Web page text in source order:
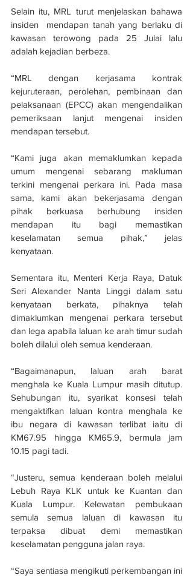
Selain itu, MRL turut menjelaskan bahawa
insiden  mendapan tanah yang berlaku di
kawasan terowong pada 25 Julai lalu
adalah kejadian berbeza.
“MRL dengan kerjasama kontrak
kejuruteraan, perolehan, pembinaan dan
pelaksanaan (EPCC) akan mengendalikan
pemeriksaan lanjut mengenai insiden
mendapan tersebut.
“Kami juga akan memaklumkan kepada
umum mengenai sebarang makluman
terkini mengenai perkara ini. Pada masa
sama, kami akan bekerjasama dengan
pihak berkuasa berhubung insiden
mendapan itu bagi memastikan
keselamatan semua pihak,” jelas
kenyataan.
Sementara itu, Menteri Kerja Raya, Datuk
Seri Alexander Nanta Linggi dalam satu
kenyataan berkata, pihaknya telah
dimaklumkan mengenai perkara tersebut
dan lega apabila laluan ke arah timur sudah
boleh dilalui oleh semua kenderaan.
“Bagaimanapun, laluan arah barat
menghala ke Kuala Lumpur masih ditutup.
Sehubungan itu, syarikat konsesi telah
mengaktifkan laluan kontra menghala ke
ibu negara di kawasan terlibat iaitu di
KM67.95 hingga KM65.9, bermula jam
10.15 pagi tadi.
“Justeru, semua kenderaan boleh melalui
Lebuh Raya KLK untuk ke Kuantan dan
Kuala Lumpur. Kelewatan pembukaan
semula semua laluan di kawasan itu
terpaksa dibuat demi memastikan
keselamatan pengguna jalan raya.
“Saya sentiasa mengikuti perkembangan ini